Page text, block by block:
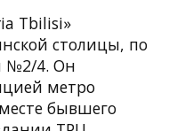
Tbilisi»
столицы, по
№2/4. Он
метро
бывшего